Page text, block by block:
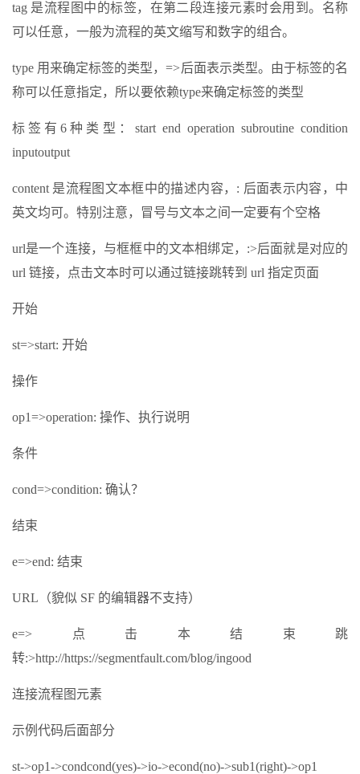
tag 是流程图中的标签，在第二段连接元素时会用到。名称
可以任意，一般为流程的英文缩写和数字的组合。
type 用来确定标签的类型，=>后面表示类型。由于标签的名
称可以任意指定，所以要依赖type来确定标签的类型
标签有6种类型：start end operation subroutine condition
inputoutput
content 是流程图文本框中的描述内容，: 后面表示内容，中
英文均可。特别注意，冒号与文本之间一定要有个空格
url是一个连接，与框框中的文本相绑定，:>后面就是对应的
url 链接，点击文本时可以通过链接跳转到 url 指定页面
开始
st=>start: 开始
操作
op1=>operation: 操作、执行说明
条件
cond=>condition: 确认？
结束
e=>end: 结束
URL（貌似 SF 的编辑器不支持）
e=>点击本结束跳
转:>http://https://segmentfault.com/blog/ingood
连接流程图元素
示例代码后面部分
st->op1->condcond(yes)->io->econd(no)->sub1(right)->op1